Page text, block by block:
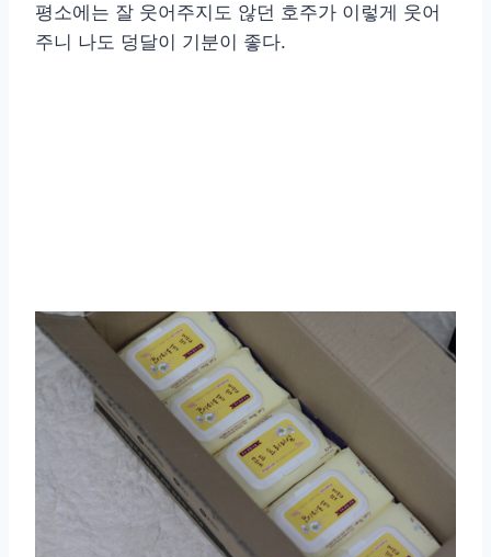
평소에는 잘 웃어주지도 않던 호주가 이렇게 웃어
주니 나도 덩달이 기분이 좋다.